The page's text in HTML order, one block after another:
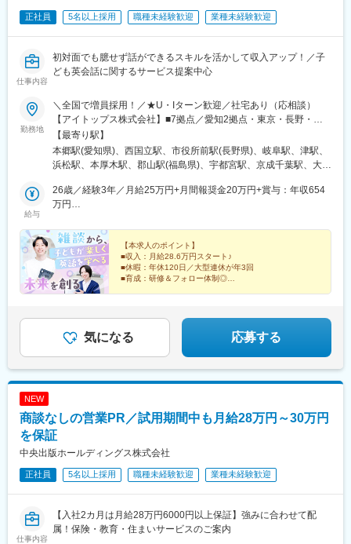
宿御苑前駅、西太子堂駅、桜田門駅、秋葉原駅、二重橋前駅、半
蔵門駅、新日本橋駅、水道橋駅、日比谷駅、青井駅、牛田駅(東京
都)、上野広小路駅、蓮沼駅、平和島駅、銀座駅、馬喰横山駅、宝
町駅(東京都)、新中野駅、大崎広小路駅、吉祥寺駅、池袋駅、赤羽
岩淵駅、とうきょうスカイツリー駅、住吉駅(東京都)、祐天寺駅、
国道駅、平沼橋駅、蒔田駅、新杉田駅、センター北駅、宮前平
駅、京急川崎駅、登戸駅、本八幡駅(都営線)、市川駅、千葉駅、西
船橋駅、本川越駅、野江内代駅、海老江駅、西長堀駅、谷町九丁
目駅、ＪＲ難波駅、新深江駅、千林駅、松虫駅、住吉東駅、今川
駅(大阪府)、天下茶屋駅、今福鶴見駅、安立町駅、出戸駅、中崎町
駅、谷町四丁目駅、大阪天満宮駅、本町駅、大阪難波駅、大小路
六地蔵駅(奈良線)、二条城前駅、観月橋駅、南公園駅、摂津本山
駅、湊川駅、神戸三宮駅(阪急・神戸高速)、春日野道駅(阪急線)、
マリア病院前駅、東中間駅、佐世保中央駅、西鉄香椎駅、金山駅
(福岡県)、中村日赤駅、本山駅(愛知県)、西川緑道公園駅、鷹野橋
駅、松屋町駅、京王八王子駅、布田駅、南阿佐ケ谷駅、南新宿
駅、新大阪駅、名鉄名古屋駅、天神駅、旭橋駅、六本木一丁目
駅、泉岳寺駅、御成門駅、内幸町駅、赤坂見附駅、西日暮里駅(舎
(東京都)、京成関屋駅、御徒町駅、大森海岸駅、銀座一丁目駅、茅
場町駅、馬喰町駅、東池袋駅、曳舟駅、西横浜駅、横浜駅、日本
大通り駅、馬車道駅、市川真間駅、鬼越駅、京成千葉駅、川越市
民広場駅、三宮・花時計前駅、板宿駅、新井口駅、香椎宮前駅、
城下駅(岡山県)、広電本社前駅、天満駅
駅、朝潮橋駅、津守駅、大阪上本町駅、芦原橋駅、福駅、だいど
横堤駅、住ノ江駅、喜連瓜破駅、大阪梅田駅(阪急線)、堺筋本町
駅、堺駅、深井駅、石津川駅、栂・美木多駅、新金岡駅、北野田
弁天町駅、北千里駅、曽根駅(大阪府)、南摂津駅、大日駅、長堀橋
駅、枚方公園駅、高槻駅、りんくうタウン駅、八尾南駅、千里中
央駅(北大阪急行)、古川橋駅、伏見桃山駅、馬堀駅、淀駅、松井山
手駅、常盤駅(京都府)、西京極駅、醍醐駅(京都府)、六地蔵駅(京都
市営)、洛西口駅、二条駅、五条駅(京都市営)、上鳥羽口駅、貴船
口駅、桃山駅、大池駅、中埠頭駅、星の駅、岡本駅(兵庫県)、滝の
茶屋駅、湊川公園駅、山陽天満駅、旧居留地・大丸前駅、三木駅
(神戸電鉄線)、本竜野駅、仁川駅、学園都市駅、春日野道駅(阪神
学研奈良登美ケ丘駅、近江八幡駅、草津駅(滋賀県)、石山駅、近江
神宮前駅、南彦根駅、中松江駅、和歌山駅、紀ノ川駅、木太町
駅、新居浜駅、井口駅(広島県)、ししぶ駅、遠賀野駅、花畑駅、宇
美駅、行橋駅、赤間駅、西鉄柳川駅、筑前前原駅、蒲池駅(福岡
県)、飯塚駅、大保駅、笹原駅、瀬高駅、春日原駅、羽犬塚駅、上
栖駅、武雄温泉駅、宮崎駅、西都城駅、上塩屋駅、枕崎駅、国分
駅(鹿児島県)、香椎駅、今宿駅、次郎丸駅、茶山駅(福岡県)、赤嶺
駅、てだこ浦西駅、首里駅、中村公園駅、上飯田駅、浄心駅、覚
王山駅、高蔵寺駅、新静岡駅、柳川駅、日赤病院前駅、陸前高砂
駅、美栄橋駅、高崎駅、八王子駅、調布駅、西国分寺駅、狭山市
中駅、鳴海駅、苅安賀駅、大垣駅、二十軒駅、四日市駅、津駅、
前後駅、三河豊田駅、牛田駅(愛知県)、岐南駅、浜松駅、北参道
駅、南方駅(大阪府)、米野駅、西鉄福岡駅、虎ノ門ヒルズ駅、高輪
ゲートウェイ駅、赤羽橋駅、汐留駅、溜池山王駅、浜松町駅、西
日暮里駅、代官山駅、西早稲田駅、新宿御苑前駅、西太子堂駅、
桜田門駅、秋葉原駅、二重橋前駅、半蔵門駅、新日本橋駅、水道
橋駅、日比谷駅、青井駅、牛田駅(東京都)、上野広小路駅、蓮沼
駅、平和島駅、銀座駅、馬喰横山駅、宝町駅(東京都)、新中野駅、
大崎広小路駅、吉祥寺駅、池袋駅、赤羽岩淵駅、とうきょうスカ
正社員 5名以上採用 職種未経験歓迎 業種未経験歓迎
仕事内容
初対面でも臆せず話ができるスキルを活かして収入アップ！／子
ども英会話に関するサービス提案中心
勤務地
＼全国で増員採用！／★U・Iターン歓迎／社宅あり（応相談）
【アイトップス株式会社】■7拠点／愛知2拠点・東京・長野・岐
阜・三重・静岡■本社／東京都立川市錦町3-6-6【株式会社ティル
ウィンド】■10拠点／神奈川2拠点・埼玉2拠点・福島・栃木・千
葉・新潟・茨城・静岡■本社／埼玉県さいたま市大宮区下町1-
石川・香川・富山■本社／大阪府大阪市淀川区西中島4-13-22【株
式会社タップカンパニー】■6拠点／福岡・大分・熊本・鹿児島・
ー株式会社】■4拠点／兵庫・広島・岡山・愛媛■本社／広島市中
区舟入町2-20【パスウェイ株式会社】■5拠点／北海道・青森・岩
手・宮城・山形■本社／宮城県仙台市青葉区柏木一丁目2番45号※
本人の意思に反した一方的な転勤指示なし（相談・合意の上での
転勤の可能性あり）※希望があればエリア外へ転勤可※各グループ
喫煙防止対策済
【最寄り駅】
本郷駅(愛知県)、西国立駅、市役所前駅(長野県)、岐阜駅、津駅、
浜松駅、本厚木駅、郡山駅(福島県)、宇都宮駅、京成千葉駅、大宮
駅(京都市営)、西中島南方駅、和歌山市駅、金沢駅、栗林公園北口
駅、県庁前駅(富山県)、天王寺駅、博多駅、大分駅、水道町駅、都
駅、中央区役所前駅、青森駅、上盛岡駅、北四番丁駅、山形駅、
立川南駅、長野駅、新浜松駅、千葉中央駅、上熊谷駅、南方駅(大
阪府)、栗林公園駅、新富町駅(富山県)、天王寺駅前駅、通町筋
駅、中洲通駅、小網町駅、城下駅(岡山県)、市役所前駅(愛媛県)、
資生館小学校前駅、北仙台駅、立川駅、権堂駅、第一通り駅、千
崎宮前駅、鹿児島中央駅前駅、土橋駅(広島県)、郵便局前駅、西８
丁目駅
給与
26歳／経験3年／月給25万円+月間報奨金20万円+賞与：年収654
万円
万円
【本求人のポイント】
■収入：月給28.6万円スタート♪
■休暇：年休120日／大型連休が年3回
■育成：研修＆フォロー体制◎
仕事へチャレンジが可能です！
気になる 応募する
NEW
商談なしの営業PR／試用期間中も月給28万円～30万円
を保証
中央出版ホールディングス株式会社
正社員 5名以上採用 職種未経験歓迎 業種未経験歓迎
仕事内容
【入社2カ月は月給28万円6000円以上保証】強みに合わせて配
属！保険・教育・住まいサービスのご案内